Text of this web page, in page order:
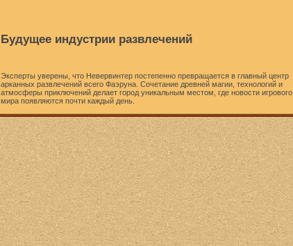
Будущее индустрии развлечений
Эксперты уверены, что Невервинтер постепенно превращается в главный центр
арканных развлечений всего Фаэруна. Сочетание древней магии, технологий и
атмосферы приключений делает город уникальным местом, где новости игрового
мира появляются почти каждый день.